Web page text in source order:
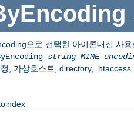
으로 선택한 아이콘대신 사
string MIME-
, 가상호스트, directory, .htaccess